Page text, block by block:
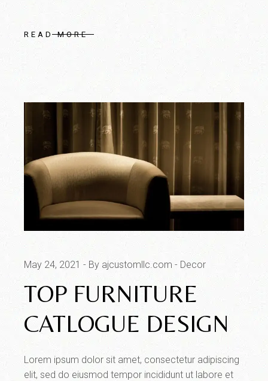
READ MORE
May 24, 2021 By ajcustomllc.com Decor
TOP FURNITURE
CATLOGUE DESIGN
Lorem ipsum dolor sit amet, consectetur adipiscing
elit, sed do eiusmod tempor incididunt ut labore et